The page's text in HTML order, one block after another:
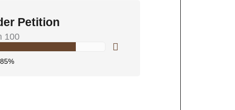
Petition
100
85%